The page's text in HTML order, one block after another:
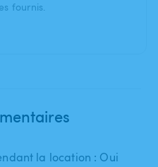
fournis.
la location : Oui